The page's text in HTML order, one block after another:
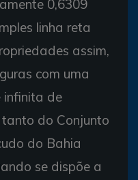
0,6309
linha reta
assim,
com uma
infinita de
do Conjunto
do Bahia
se dispõe a